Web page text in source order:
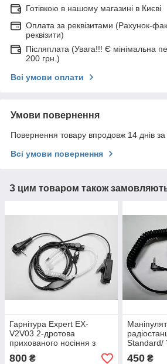
Готівкою в нашому магазині в Києві
Оплата за реквізитами (Рахунок-
реквізити)
Післяплата (Увага!!! Є мінімальна
200 грн.)
Всі умови оплати
Умови повернення
Повернення товару впродовж 14 днів
Всі умови повернення
З цим товаром також
Гарнітура Expert EX-
V2V03 2-дротова
прихованого носіння з
гвинтами для радіостанцій
Vertex Standard/ Yaesu
800 ₴
Standard/
450₴